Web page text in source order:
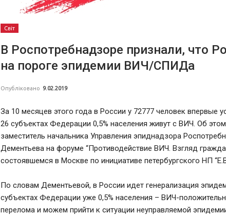
Світ
В Роспотребнадзоре признали, что
на пороге эпидемии ВИЧ/СПИДа
Опубліковано 9.02.2019
За 10 месяцев этого года в России у 72777 человек впервые
26 субъектах Федерации 0,5% населения живут с ВИЧ. Об
заместитель начальника Управления эпиднадзора
Дементьева на форуме “Противодействие ВИЧ. Взгляд
состоявшемся в Москве по инициативе петербургского НП
По словам Дементьевой, в России идет генерализация
субъектах Федерации уже 0,5% населения – ВИЧ-
перелома и можем прийти к ситуации неуправляемой